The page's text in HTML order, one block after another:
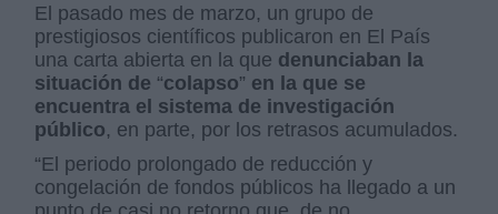
El pasado mes de marzo, un grupo de
prestigiosos científicos publicaron en El País
una carta abierta en la que denunciaban la
situación de “colapso” en la que se
encuentra el sistema de investigación
público, en parte, por los retrasos acumulados.
“El periodo prolongado de reducción y
congelación de fondos públicos ha llegado a un